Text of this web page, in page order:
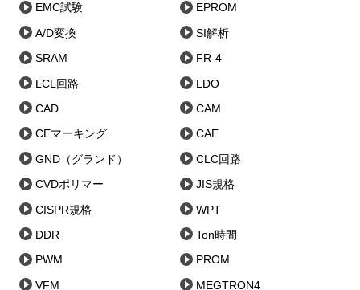
EMC試験 EPROM
A/D変換 SI解析
SRAM FR-4
LCL回路 LDO
CAD CAM
CEマーキング CAE
GND（グランド） CLC回路
CVDポリマー JIS規格
CISPR規格 WPT
DDR Ton時間
PWM PROM
VFM MEGTRON4